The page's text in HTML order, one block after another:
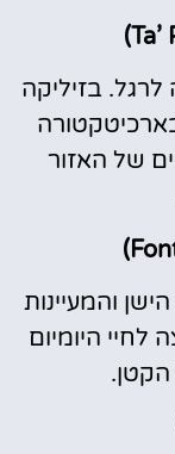
בזיליקה
של האזור
והמעיינות
היומיום
הקטן.